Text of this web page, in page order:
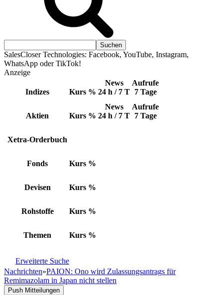
SalesCloser Technologies: Facebook, YouTube, Instagram,
WhatsApp oder TikTok!
Anzeige
Indizes Kurs %
News
24 h / 7 T
Aufrufe
7 Tage
Aktien Kurs %
News
24 h / 7 T
Aufrufe
7 Tage
Xetra-Orderbuch
Fonds Kurs %
Devisen Kurs %
Rohstoffe Kurs %
Themen Kurs %
Erweiterte Suche
Nachrichten»PAION: Ono wird Zulassungsantrags für
Remimazolam in Japan nicht stellen
Push Mitteilungen